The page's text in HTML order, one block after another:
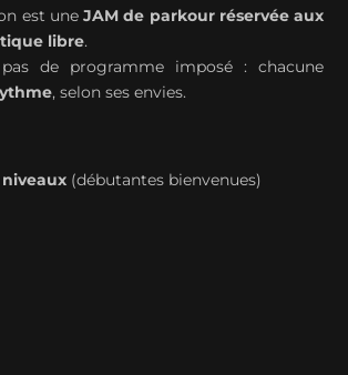
est uneJAM de parkour réservée aux
libre.
de programme imposé : chacune
, selon ses envies.
niveaux (débutantes bienvenues)